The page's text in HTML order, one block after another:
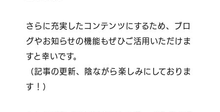
さらに充実したコンテンツにするため、ブロ
グやお知らせの機能もぜひご活用いただけま
すと幸いです。
（記事の更新、陰ながら楽しみにしておりま
す！）